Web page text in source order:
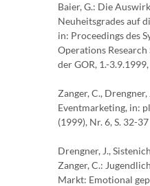
Baier, G.: Die
Neuheitsgrades auf
in: Proceedings des
Operations Research
der GOR, 1.-
Zanger, C.,
Eventmarketing, in:
(1999), Nr. 6, S. 32-37
Drengner, J.,
Zanger, C.:
Markt: Emotional